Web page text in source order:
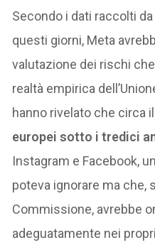
Secondo i dati raccolti
questi giorni, Meta
valutazione dei rischi
realtà empirica
hanno rivelato che circa il
europei sotto i tredici
Instagram e Facebook,
poteva ignorare ma che,
Commissione, avrebbe
adeguatamente nei